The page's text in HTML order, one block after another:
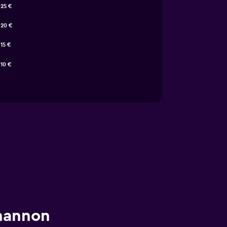
10 €
15 €
20 €
25 €